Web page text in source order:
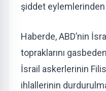
şiddet
Haberde, ABD’nin
topraklarını
İsrail askerlerinin
ihlallerinin